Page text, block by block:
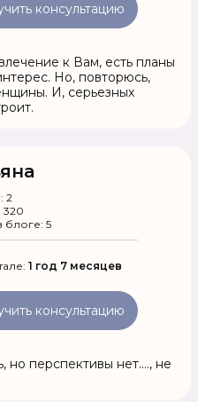
консультацию
к Вам, есть планы
Но, повторюсь,
И, серьезных
2
320
блоге: 5
1 год 7 месяцев
консультацию
но перспективы нет...., не